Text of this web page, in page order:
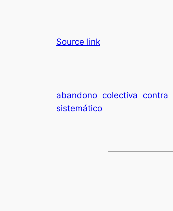
Source link
abandono colectiva contra
sistemático